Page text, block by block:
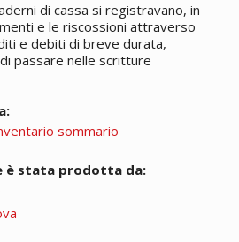
di cassa si registravano, in
e le riscossioni attraverso
e debiti di breve durata,
passare nelle scritture
sommario
è stata prodotta da: